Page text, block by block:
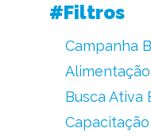
#Filtros
Campanha
Busca Ativa
Capacitação